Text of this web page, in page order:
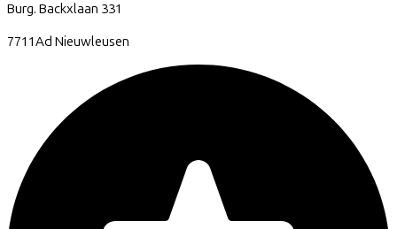
Burg. Backxlaan 331
7711Ad Nieuwleusen